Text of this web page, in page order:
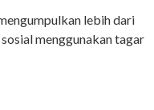
lebih dari
menggunakan tagar